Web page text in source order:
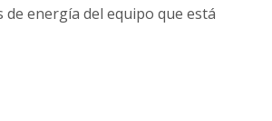
energía del equipo que está